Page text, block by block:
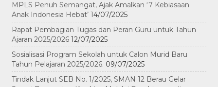
MPLS Penuh Semangat, Ajak Amalkan ‘7 Kebiasaan
Anak Indonesia Hebat’ 14/07/2025
Rapat Pembagian Tugas dan Peran Guru untuk Tahun
Ajaran 2025/2026 12/07/2025
Sosialisasi Program Sekolah untuk Calon Murid Baru
Tahun Pelajaran 2025/2026. 09/07/2025
Tindak Lanjut SEB No. 1/2025, SMAN 12 Berau Gelar